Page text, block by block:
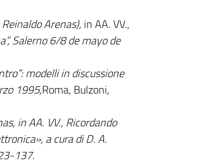
Arenas), in AA. VV.,
Salerno 6/8 de mayo de
modelli in discussione
1995,Roma, Bulzoni,
in AA. VV., Ricordando
a cura di D. A.
137.